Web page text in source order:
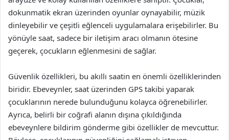
dokunmatik ekran üzerinden oyunlar oynayabilir, müzik
dinleyebilir ve çeşitli eğlenceli uygulamalara erişebilirler. Bu
yönüyle saat, sadece bir iletişim aracı olmanın ötesine
geçerek, çocukların eğlenmesini de sağlar.
Güvenlik özellikleri, bu akıllı saatin en önemli özelliklerinden
biridir. Ebeveynler, saat üzerinden GPS takibi yaparak
çocuklarının nerede bulunduğunu kolayca öğrenebilirler.
Ayrıca, belirli bir coğrafi alanın dışına çıkıldığında
ebeveynlere bildirim gönderme gibi özellikler de mevcuttur.